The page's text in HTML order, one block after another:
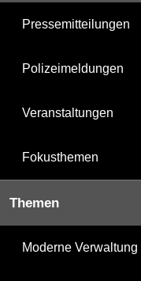
Pressemitteilungen
Polizeimeldungen
Veranstaltungen
Fokusthemen
Themen
Moderne Verwaltung